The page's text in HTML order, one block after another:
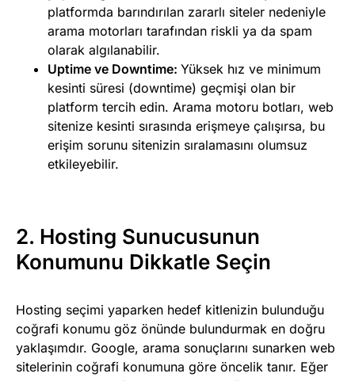
platformda barındırılan zararlı siteler nedeniyle
arama motorları tarafından riskli ya da spam
olarak algılanabilir.
Uptime ve Downtime: Yüksek hız ve minimum
kesinti süresi (downtime) geçmişi olan bir
platform tercih edin. Arama motoru botları, web
sitenize kesinti sırasında erişmeye çalışırsa, bu
erişim sorunu sitenizin sıralamasını olumsuz
etkileyebilir.
2. Hosting Sunucusunun
Konumunu Dikkatle Seçin
Hosting seçimi yaparken hedef kitlenizin bulunduğu
coğrafi konumu göz önünde bulundurmak en doğru
yaklaşımdır. Google, arama sonuçlarını sunarken web
sitelerinin coğrafi konumuna göre öncelik tanır. Eğer